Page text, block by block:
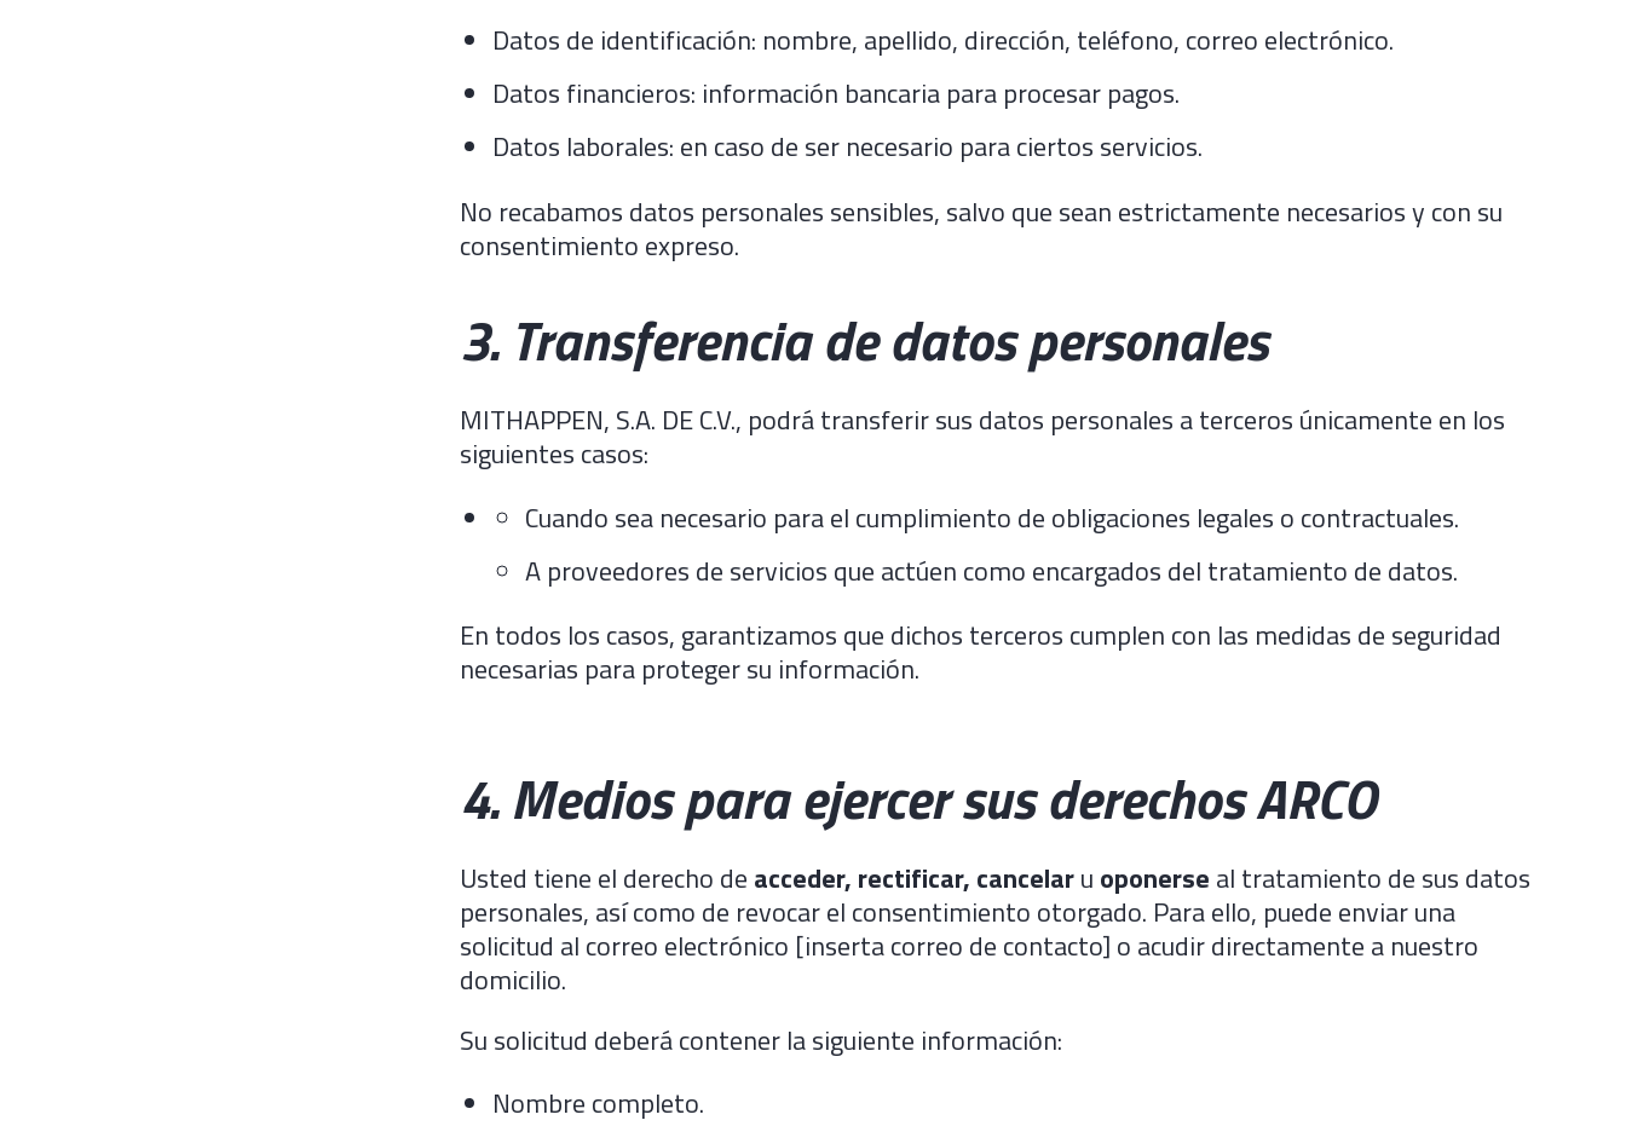
Datos de identificación: nombre, apellido, dirección, teléfono, correo electrónico.
Datos financieros: información bancaria para procesar pagos.
Datos laborales: en caso de ser necesario para ciertos servicios.
No recabamos datos personales sensibles, salvo que sean estrictamente necesarios y con su
consentimiento expreso.
3. Transferencia de datos personales
MITHAPPEN, S.A. DE C.V., podrá transferir sus datos personales a terceros únicamente en los
siguientes casos:
Cuando sea necesario para el cumplimiento de obligaciones legales o contractuales.
A proveedores de servicios que actúen como encargados del tratamiento de datos.
En todos los casos, garantizamos que dichos terceros cumplen con las medidas de seguridad
necesarias para proteger su información.
4. Medios para ejercer sus derechos ARCO
Usted tiene el derecho de acceder, rectificar, cancelaru oponerse al tratamiento de sus datos
personales, así como de revocar el consentimiento otorgado. Para ello, puede enviar una
solicitud al correo electrónico [inserta correo de contacto] o acudir directamente a nuestro
domicilio.
Su solicitud deberá contener la siguiente información:
Nombre completo.